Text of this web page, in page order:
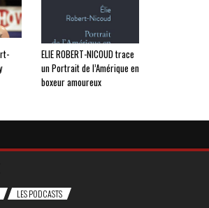
ELIE ROBERT-NICOUD trace
un Portrait de l’Amérique en
boxeur amoureux
LES PODCASTS